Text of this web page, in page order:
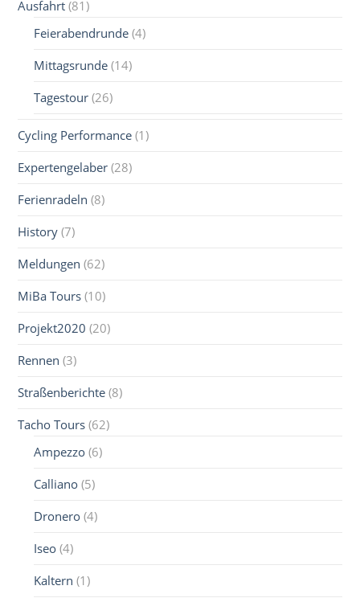
Ausfahrt (81)
Feierabendrunde (4)
Mittagsrunde (14)
Tagestour (26)
Cycling Performance (1)
Expertengelaber (28)
Ferienradeln (8)
History (7)
Meldungen (62)
MiBa Tours (10)
Projekt2020 (20)
Rennen (3)
Straßenberichte (8)
Tacho Tours (62)
Ampezzo (6)
Calliano (5)
Dronero (4)
Iseo (4)
Kaltern (1)